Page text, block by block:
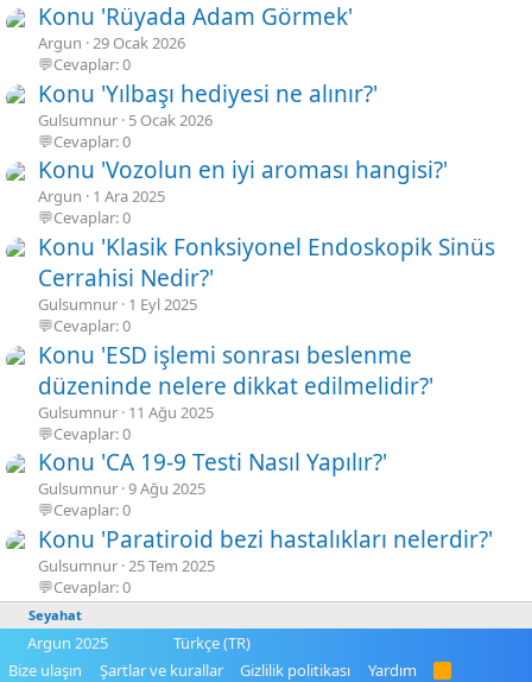
Konu 'Rüyada Adam Görmek'
Argun 29 Ocak 2026
💬Cevaplar: 0
Konu 'Yılbaşı hediyesi ne alınır?'
Gulsumnur 5 Ocak 2026
💬Cevaplar: 0
Konu 'Vozolun en iyi aroması hangisi?'
Argun
1 Ara 2025
💬Cevaplar: 0
Konu 'Klasik Fonksiyonel Endoskopik Sinüs
Cerrahisi Nedir?'
Gulsumnur 1 Eyl 2025
💬Cevaplar: 0
Konu 'ESD işlemi sonrası beslenme
düzeninde nelere dikkat edilmelidir?'
Gulsumnur 11 Ağu 2025
💬Cevaplar: 0
Konu 'CA 19-9 Testi Nasıl Yapılır?'
Gulsumnur 9 Ağu 2025
💬Cevaplar: 0
Konu 'Paratiroid bezi hastalıkları nelerdir?'
Gulsumnur 25 Tem 2025
💬Cevaplar: 0
Seyahat
Argun 2025
Türkçe (TR)
Bize ulaşın
Şartlar ve kurallar Gizlilik politikası Yardım
R